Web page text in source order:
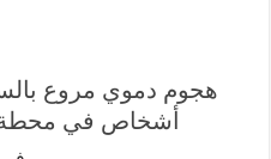
هجوم دموي مروع
أشخاص في محطة